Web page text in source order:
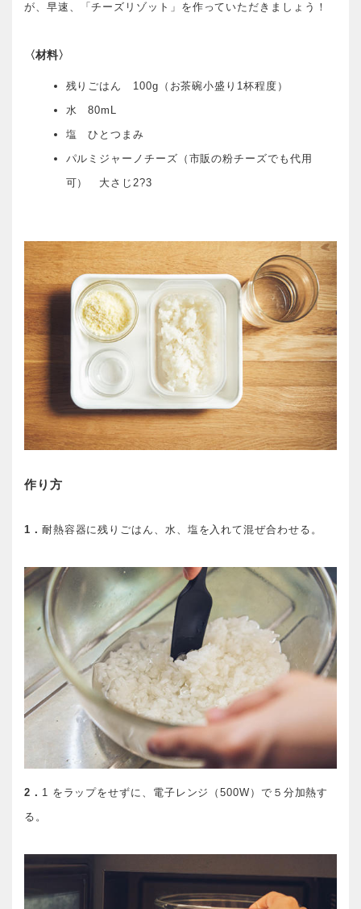
が、早速、「チーズリゾット」を作っていただきましょう！
〈材料〉
残りごはん 100g（お茶碗小盛り1杯程度）
水 80mL
塩 ひとつまみ
パルミジャーノチーズ（市販の粉チーズでも代用
可） 大さじ2?3
作り方
1． 耐熱容器に残りごはん、水、塩を入れて混ぜ合わせる。
2． 1 をラップをせずに、電子レンジ（500W）で５分加熱す
る。